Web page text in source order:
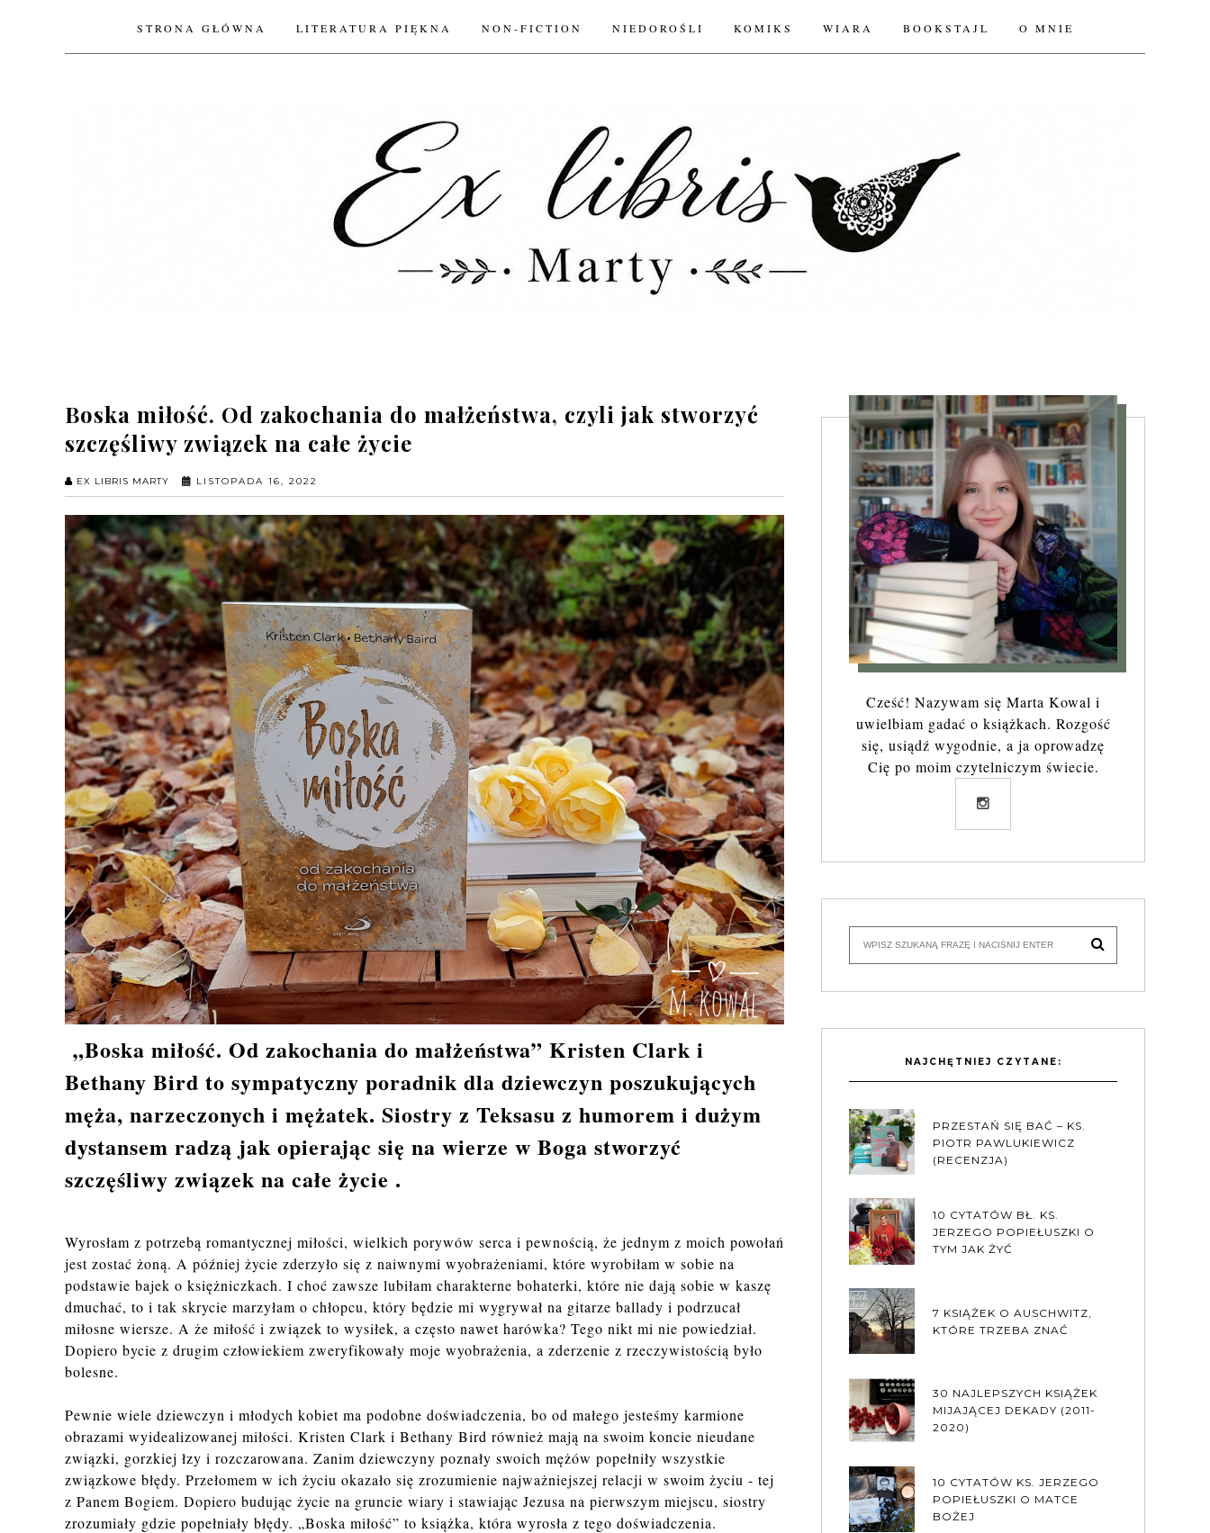
STRONA GŁÓWNA LITERATURA PIĘKNA NON-FICTION NIEDOROŚLI KOMIKS WIARA BOOKSTAJL O MNIE
Boska miłość. Od zakochania do małżeństwa, czyli jak stworzyć
szczęśliwy związek na całe życie
EX LIBRIS MARTY LISTOPADA 16, 2022
„Boska miłość. Od zakochania do małżeństwa” Kristen Clark i
Bethany Bird to sympatyczny poradnik dla dziewczyn poszukujących
męża, narzeczonych i mężatek. Siostry z Teksasu z humorem i dużym
dystansem radzą jak opierając się na wierze w Boga stworzyć
szczęśliwy związek na całe życie .
Wyrosłam z potrzebą romantycznej miłości, wielkich porywów serca i pewnością, że jednym z moich powołań
jest zostać żoną. A później życie zderzyło się z naiwnymi wyobrażeniami, które wyrobiłam w sobie na
podstawie bajek o księżniczkach. I choć zawsze lubiłam charakterne bohaterki, które nie dają sobie w kaszę
dmuchać, to i tak skrycie marzyłam o chłopcu, który będzie mi wygrywał na gitarze ballady i podrzucał
miłosne wiersze. A że miłość i związek to wysiłek, a często nawet harówka? Tego nikt mi nie powiedział.
Dopiero bycie z drugim człowiekiem zweryfikowały moje wyobrażenia, a zderzenie z rzeczywistością było
bolesne.
Pewnie wiele dziewczyn i młodych kobiet ma podobne doświadczenia, bo od małego jesteśmy karmione
obrazami wyidealizowanej miłości. Kristen Clark i Bethany Bird również mają na swoim koncie nieudane
związki, gorzkiej łzy i rozczarowana. Zanim dziewczyny poznały swoich mężów popełniły wszystkie
związkowe błędy. Przełomem w ich życiu okazało się zrozumienie najważniejszej relacji w swoim życiu - tej
z Panem Bogiem. Dopiero budując życie na gruncie wiary i stawiając Jezusa na pierwszym miejscu, siostry
zrozumiały gdzie popełniały błędy. „Boska miłość” to książka, która wyrosła z tego doświadczenia.
Cześć! Nazywam się Marta Kowal i
uwielbiam gadać o książkach. Rozgość
się, usiądź wygodnie, a ja oprowadzę
Cię po moim czytelniczym świecie.
NAJCHĘTNIEJ CZYTANE:
PRZESTAŃ SIĘ BAĆ – KS.
PIOTR PAWLUKIEWICZ
(RECENZJA)
10 CYTATÓW BŁ. KS.
JERZEGO POPIEŁUSZKI O
TYM JAK ŻYĆ
7 KSIĄŻEK O AUSCHWITZ,
KTÓRE TRZEBA ZNAĆ
30 NAJLEPSZYCH KSIĄŻEK
MIJAJĄCEJ DEKADY (2011-
2020)
10 CYTATÓW KS. JERZEGO
POPIEŁUSZKI O MATCE
BOŻEJ